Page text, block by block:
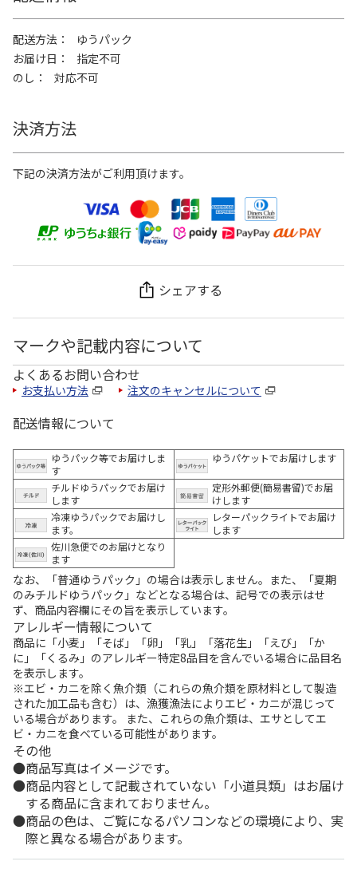
配送方法
ゆうパック
お届け日
指定不可
のし
対応不可
決済方法
下記の決済方法がご利用頂けます。
シェアする
マークや記載内容について
よくあるお問い合わせ
お支払い方法 注文のキャンセルについて
配送情報について
ゆうパック等でお届けしま
す
ゆうパケットでお届けします
チルドゆうパックでお届け
します
定形外郵便(簡易書留)でお届
けします
冷凍ゆうパックでお届けし
ます。
レターパックライトでお届け
します
佐川急便でのお届けとなり
ます
なお、「普通ゆうパック」の場合は表示しません。また、「夏期
のみチルドゆうパック」などとなる場合は、記号での表示はせ
ず、商品内容欄にその旨を表示しています。
アレルギー情報について
商品に「小麦」「そば」「卵」「乳」「落花生」「えび」「か
に」「くるみ」のアレルギー特定8品目を含んでいる場合に品目名
を表示します。
※エビ・カニを除く魚介類（これらの魚介類を原材料として製造
された加工品も含む）は、漁獲漁法によりエビ・カニが混じって
いる場合があります。 また、これらの魚介類は、エサとしてエ
ビ・カニを食べている可能性があります。
その他
商品写真はイメージです。
商品内容として記載されていない「小道具類」はお届け
する商品に含まれておりません。
商品の色は、ご覧になるパソコンなどの環境により、実
際と異なる場合があります。